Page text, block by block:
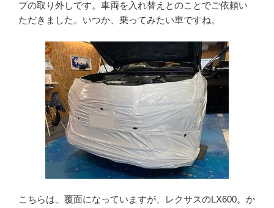
プの取り外しです。車両を入れ替えとのことでご依頼い
ただきました。いつか、乗ってみたい車ですね。
こちらは、覆面になっていますが、レクサスのLX600。か